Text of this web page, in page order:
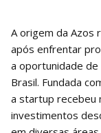
A origem da Azos
após enfrentar
a oportunidade
Brasil. Fundada
a startup recebeu
investimentos